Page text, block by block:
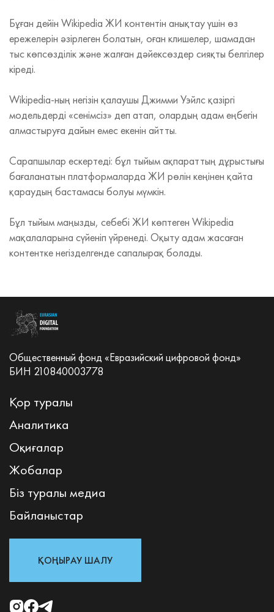
Бұған дейін Wikipedia ЖИ контентін анықтау үшін өз
ережелерін әзірлеген болатын, оған клишелер, шамадан
тыс көпсөзділік және жалған дәйексөздер сияқты белгілер
кіреді.
Wikipedia‑ның негізін қалаушы Джимми Уэйлс қазіргі
модельдерді «сенімсіз» деп атап, олардың адам еңбегін
алмастыруға дайын емес екенін айтты.
Сарапшылар ескертеді: бұл тыйым ақпараттың дұрыстығы
бағаланатын платформаларда ЖИ рөлін кеңінен қайта
қараудың бастамасы болуы мүмкін.
Бұл тыйым маңызды, себебі ЖИ көптеген Wikipedia
мақалаларына сүйеніп үйренеді. Оқыту адам жасаған
контентке негізделгенде сапалырақ болады.
Общественный фонд «Евразийский цифровой фонд»
БИН 210840003778
Қор туралы
Аналитика
Оқиғалар
Жобалар
Біз туралы медиа
Байланыстар
ҚОҢЫРАУ ШАЛУ